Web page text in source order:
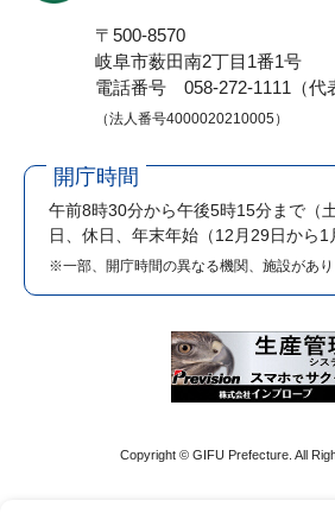
〒500-8570
岐阜市薮田南2丁目1番1号
電話番号 058-272-1111（代
（法人番号4000020210005）
開庁時間
午前8時30分から午後5時15分まで （
日、休日、年末年始（12月29日から1
※一部、開庁時間の異なる機関、施設があり
Copyright © GIFU Prefecture. All